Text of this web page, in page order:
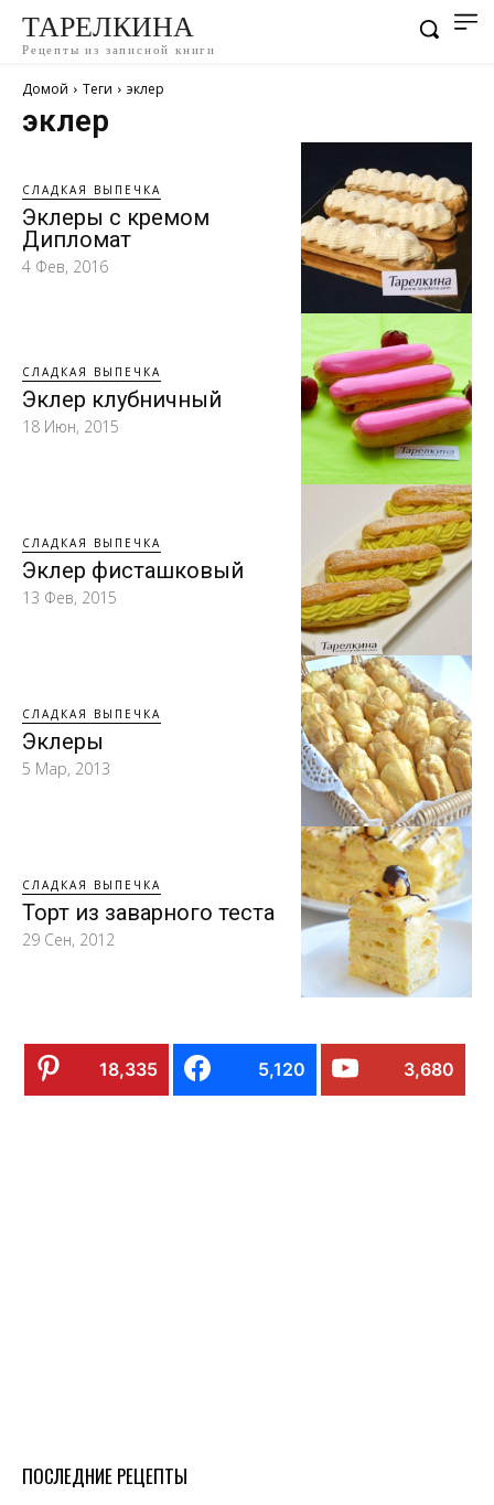
ТАРЕЛКИНА
Рецепты из записной книги
Домой Теги эклер
эклер
СЛАДКАЯ ВЫПЕЧКА
Эклеры с кремом
Дипломат
4 Фев, 2016
СЛАДКАЯ ВЫПЕЧКА
Эклер клубничный
18 Июн, 2015
СЛАДКАЯ ВЫПЕЧКА
Эклер фисташковый
13 Фев, 2015
СЛАДКАЯ ВЫПЕЧКА
Эклеры
5 Мар, 2013
СЛАДКАЯ ВЫПЕЧКА
Торт из заварного теста
29 Сен, 2012
18,335 5,120 3,680
ПОСЛЕДНИЕ РЕЦЕПТЫ